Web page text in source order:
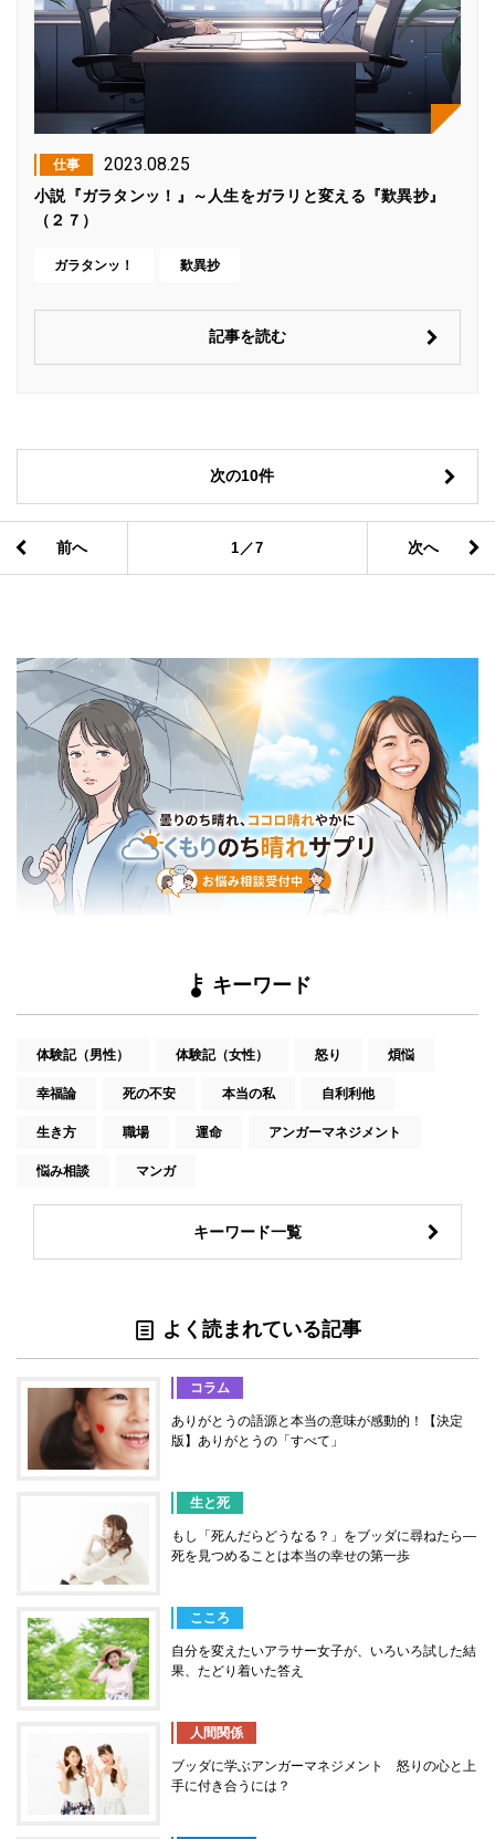
仕事 2023.08.25
小説『ガラタンッ！』～人生をガラリと変える『歎異抄』
（２７）
ガラタンッ！ 歎異抄
記事を読む
次の10件
前へ 1／7 次へ
キーワード
体験記（男性） 体験記（女性） 怒り 煩悩
幸福論 死の不安 本当の私 自利利他
生き方 職場 運命 アンガーマネジメント
悩み相談 マンガ
キーワード一覧
よく読まれている記事
コラム
ありがとうの語源と本当の意味が感動的！【決定
版】ありがとうの「すべて」
生と死
もし「死んだらどうなる？」をブッダに尋ねたら―
死を見つめることは本当の幸せの第一歩
こころ
自分を変えたいアラサー女子が、いろいろ試した結
果、たどり着いた答え
人間関係
ブッダに学ぶアンガーマネジメント 怒りの心と上
手に付き合うには？